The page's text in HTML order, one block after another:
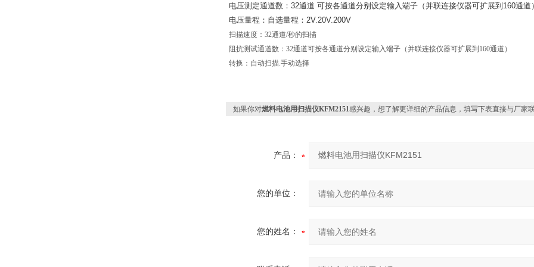
电压测定通道数：32通道 可按各通道分别设定输入端子（并联连接仪器可扩展到160通道）
电压量程：自选量程：2V.20V.200V
扫描速度：32通道/秒的扫描
阻抗测试通道数：32通道可按各通道分别设定输入端子（并联连接仪器可扩展到160通道）
转换：自动扫描.手动选择
如果你对燃料电池用扫描仪KFM2151感兴趣，想了解更详细的产品信息，填写下表直接与厂家联
产品：
您的单位：
您的姓名：